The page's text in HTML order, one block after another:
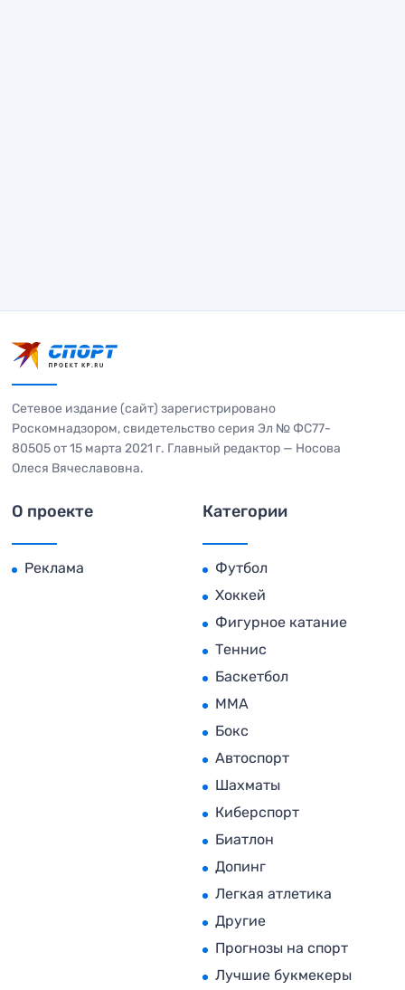
Сетевое издание (сайт) зарегистрировано
Роскомнадзором, свидетельство серия Эл № ФС77-
80505 от 15 марта 2021 г. Главный редактор — Носова
Олеся Вячеславовна.
О проекте
Реклама
Категории
Футбол
Хоккей
Фигурное катание
Теннис
Баскетбол
MMA
Бокс
Автоспорт
Шахматы
Киберспорт
Биатлон
Допинг
Легкая атлетика
Другие
Прогнозы на спорт
Лучшие букмекеры